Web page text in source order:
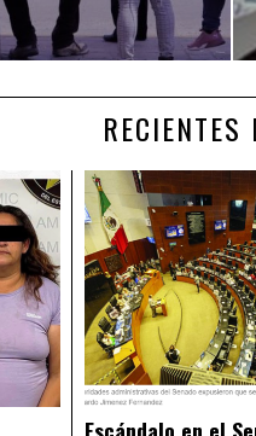
RECIENTES
Escándalo en el